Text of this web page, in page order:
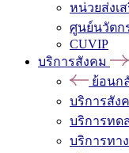
หน่วยส่งเ
ศูนย์นวัตก
CUVIP
บริการสังคม
ย้อนก
บริการสัง
บริการทด
บริการทา